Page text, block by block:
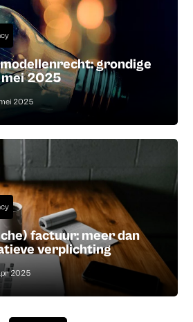
grondige
mei 2025
2025
factuur: meer dan
verplichting
2025